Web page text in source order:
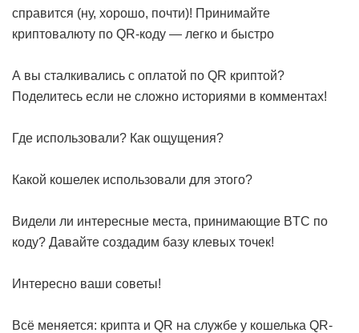
справится (ну, хорошо, почти)! Принимайте
криптовалюту по QR-коду — легко и быстро
А вы сталкивались с оплатой по QR криптой?
Поделитесь если не сложно историями в комментах!
Где использовали? Как ощущения?
Какой кошелек использовали для этого?
Видели ли интересные места, принимающие BTC по
коду? Давайте создадим базу клевых точек!
Интересно ваши советы!
Всё меняется: крипта и QR на службе у кошелька QR-